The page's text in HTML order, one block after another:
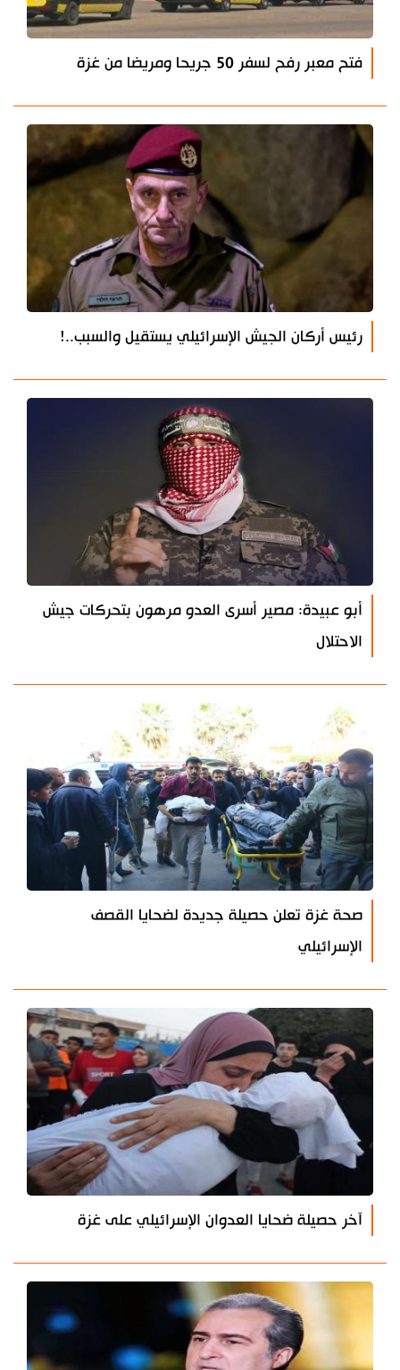
فتح معبر رفح لسفر 50 جريحا ومريضا من غزة
رئيس أركان الجيش الإسرائيلي يستقيل والسبب..!
أبو عبيدة: مصير أسرى العدو مرهون بتحركات جيش
الاحتلال
صحة غزة تعلن حصيلة جديدة لضحايا القصف
الإسرائيلي
آخر حصيلة ضحايا العدوان الإسرائيلي على غزة